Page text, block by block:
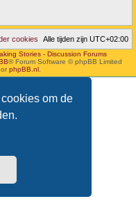
om de
Alle tijden zijn UTC+02:00
cookies
Stories - Discussion Forums
® Forum Software © phpBB Limited
phpBB.nl.